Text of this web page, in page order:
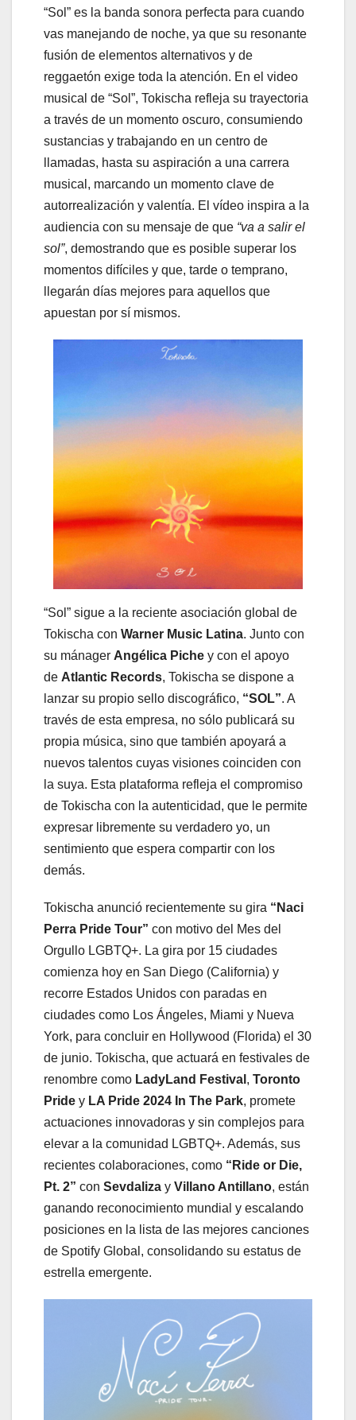
“Sol” es la banda sonora perfecta para cuando
vas manejando de noche, ya que su resonante
fusión de elementos alternativos y de
reggaetón exige toda la atención. En el video
musical de “Sol”, Tokischa refleja su trayectoria
a través de un momento oscuro, consumiendo
sustancias y trabajando en un centro de
llamadas, hasta su aspiración a una carrera
musical, marcando un momento clave de
autorrealización y valentía. El vídeo inspira a la
audiencia con su mensaje de que “va a salir el
sol”, demostrando que es posible superar los
momentos difíciles y que, tarde o temprano,
llegarán días mejores para aquellos que
apuestan por sí mismos.
“Sol” sigue a la reciente asociación global de
Tokischa con Warner Music Latina. Junto con
su mánager Angélica Piche y con el apoyo
de Atlantic Records, Tokischa se dispone a
lanzar su propio sello discográfico, “SOL”. A
través de esta empresa, no sólo publicará su
propia música, sino que también apoyará a
nuevos talentos cuyas visiones coinciden con
la suya. Esta plataforma refleja el compromiso
de Tokischa con la autenticidad, que le permite
expresar libremente su verdadero yo, un
sentimiento que espera compartir con los
demás.
Tokischa anunció recientemente su gira “Naci
Perra Pride Tour” con motivo del Mes del
Orgullo LGBTQ+. La gira por 15 ciudades
comienza hoy en San Diego (California) y
recorre Estados Unidos con paradas en
ciudades como Los Ángeles, Miami y Nueva
York, para concluir en Hollywood (Florida) el 30
de junio. Tokischa, que actuará en festivales de
renombre como LadyLand Festival , Toronto
Pride y LA Pride 2024 In The Park, promete
actuaciones innovadoras y sin complejos para
elevar a la comunidad LGBTQ+. Además, sus
recientes colaboraciones, como “Ride or Die,
Pt. 2” con Sevdaliza y Villano Antillano, están
ganando reconocimiento mundial y escalando
posiciones en la lista de las mejores canciones
de Spotify Global, consolidando su estatus de
estrella emergente.